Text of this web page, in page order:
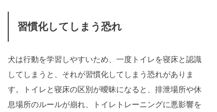
習慣化してしまう恐れ
犬は行動を学習しやすいため、一度トイレを寝床と認識
してしまうと、それが習慣化してしまう恐れがありま
す。トイレと寝床の区別が曖昧になると、排泄場所や休
息場所のルールが崩れ、トイレトレーニングに悪影響を